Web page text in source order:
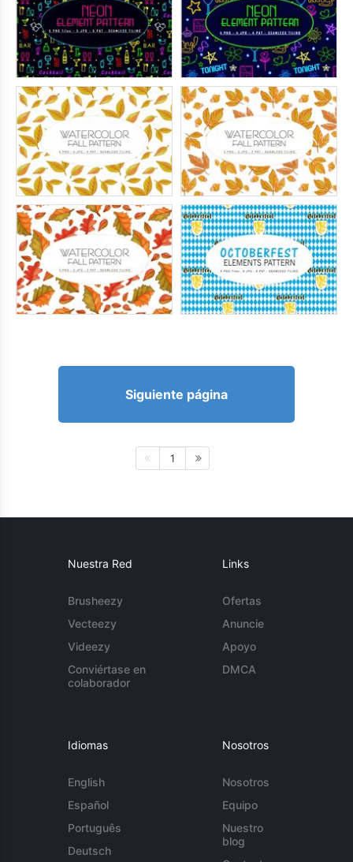
Siguiente página
1
Nuestra Red
Brusheezy
Vecteezy
Videezy
Conviértase en
colaborador
Links
Ofertas
Anuncie
Apoyo
DMCA
Idiomas
English
Español
Português
Deutsch
Nosotros
Nosotros
Equipo
Nuestro
blog